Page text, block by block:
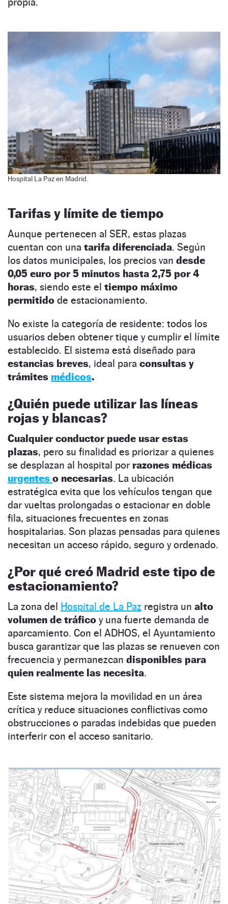
Hospital La Paz en Madrid.
Tarifas y límite de tiempo
Aunque pertenecen al SER, estas plazas
cuentan con una tarifa diferenciada. Según
los datos municipales, los precios van desde
0,05 euro por 5 minutos hasta 2,75 por 4
horas, siendo este el tiempo máximo
permitido de estacionamiento.
No existe la categoría de residente: todos los
usuarios deben obtener tique y cumplir el límite
establecido. El sistema está diseñado para
estancias breves, ideal para consultas y
trámites médicos.
¿Quién puede utilizar las líneas
rojas y blancas?
Cualquier conductor puede usar estas
plazas, pero su finalidad es priorizar a quienes
se desplazan al hospital por razones médicas
urgentes o necesarias. La ubicación
estratégica evita que los vehículos tengan que
dar vueltas prolongadas o estacionar en doble
fila, situaciones frecuentes en zonas
hospitalarias. Son plazas pensadas para quienes
necesitan un acceso rápido, seguro y ordenado.
¿Por qué creó Madrid este tipo de
estacionamiento?
La zona del Hospital de La Paz registra un alto
volumen de tráfico y una fuerte demanda de
aparcamiento. Con el ADHOS, el Ayuntamiento
busca garantizar que las plazas se renueven con
frecuencia y permanezcan disponibles para
quien realmente las necesita.
Este sistema mejora la movilidad en un área
crítica y reduce situaciones conflictivas como
obstrucciones o paradas indebidas que pueden
interferir con el acceso sanitario.